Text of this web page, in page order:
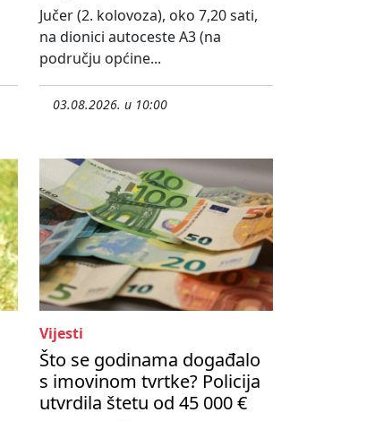
Jučer (2. kolovoza), oko 7,20 sati,
na dionici autoceste A3 (na
području općine...
03.08.2026. u 10:00
Vijesti
Što se godinama događalo
s imovinom tvrtke? Policija
utvrdila štetu od 45 000 €